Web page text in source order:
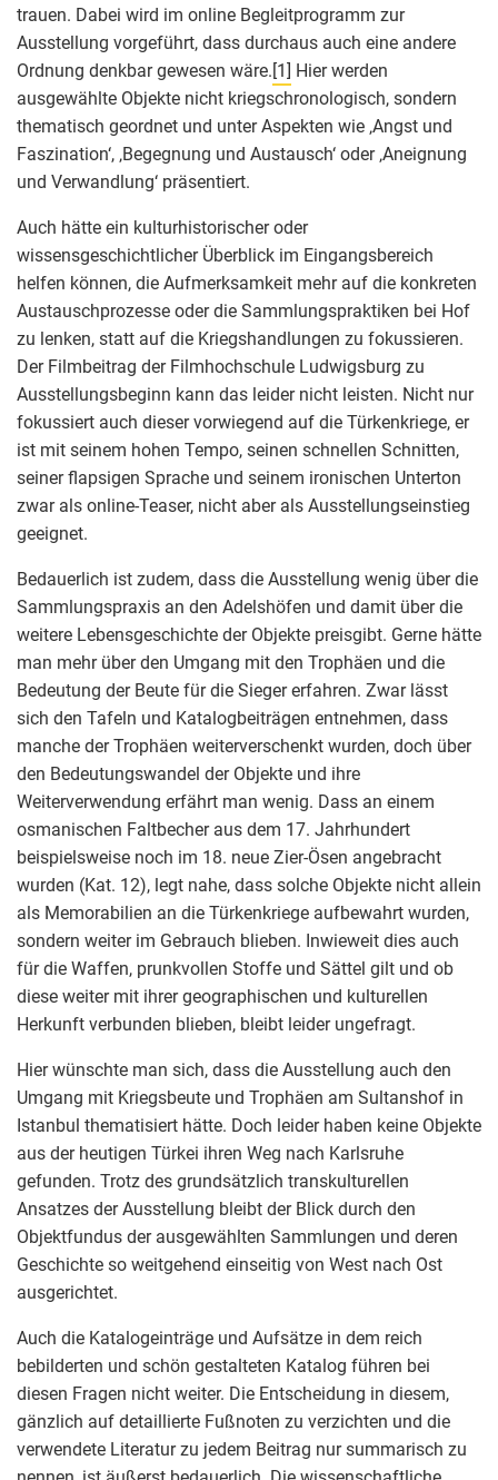
trauen. Dabei wird im online Begleitprogramm zur
Ausstellung vorgeführt, dass durchaus auch eine andere
Ordnung denkbar gewesen wäre.[1] Hier werden
ausgewählte Objekte nicht kriegschronologisch, sondern
thematisch geordnet und unter Aspekten wie ‚Angst und
Faszination‘, ‚Begegnung und Austausch‘ oder ‚Aneignung
und Verwandlung‘ präsentiert.
Auch hätte ein kulturhistorischer oder
wissensgeschichtlicher Überblick im Eingangsbereich
helfen können, die Aufmerksamkeit mehr auf die konkreten
Austauschprozesse oder die Sammlungspraktiken bei Hof
zu lenken, statt auf die Kriegshandlungen zu fokussieren.
Der Filmbeitrag der Filmhochschule Ludwigsburg zu
Ausstellungsbeginn kann das leider nicht leisten. Nicht nur
fokussiert auch dieser vorwiegend auf die Türkenkriege, er
ist mit seinem hohen Tempo, seinen schnellen Schnitten,
seiner flapsigen Sprache und seinem ironischen Unterton
zwar als online-Teaser, nicht aber als Ausstellungseinstieg
geeignet.
Bedauerlich ist zudem, dass die Ausstellung wenig über die
Sammlungspraxis an den Adelshöfen und damit über die
weitere Lebensgeschichte der Objekte preisgibt. Gerne hätte
man mehr über den Umgang mit den Trophäen und die
Bedeutung der Beute für die Sieger erfahren. Zwar lässt
sich den Tafeln und Katalogbeiträgen entnehmen, dass
manche der Trophäen weiterverschenkt wurden, doch über
den Bedeutungswandel der Objekte und ihre
Weiterverwendung erfährt man wenig. Dass an einem
osmanischen Faltbecher aus dem 17. Jahrhundert
beispielsweise noch im 18. neue Zier-Ösen angebracht
wurden (Kat. 12), legt nahe, dass solche Objekte nicht allein
als Memorabilien an die Türkenkriege aufbewahrt wurden,
sondern weiter im Gebrauch blieben. Inwieweit dies auch
für die Waffen, prunkvollen Stoffe und Sättel gilt und ob
diese weiter mit ihrer geographischen und kulturellen
Herkunft verbunden blieben, bleibt leider ungefragt.
Hier wünschte man sich, dass die Ausstellung auch den
Umgang mit Kriegsbeute und Trophäen am Sultanshof in
Istanbul thematisiert hätte. Doch leider haben keine Objekte
aus der heutigen Türkei ihren Weg nach Karlsruhe
gefunden. Trotz des grundsätzlich transkulturellen
Ansatzes der Ausstellung bleibt der Blick durch den
Objektfundus der ausgewählten Sammlungen und deren
Geschichte so weitgehend einseitig von West nach Ost
ausgerichtet.
Auch die Katalogeinträge und Aufsätze in dem reich
bebilderten und schön gestalteten Katalog führen bei
diesen Fragen nicht weiter. Die Entscheidung in diesem,
gänzlich auf detaillierte Fußnoten zu verzichten und die
verwendete Literatur zu jedem Beitrag nur summarisch zu